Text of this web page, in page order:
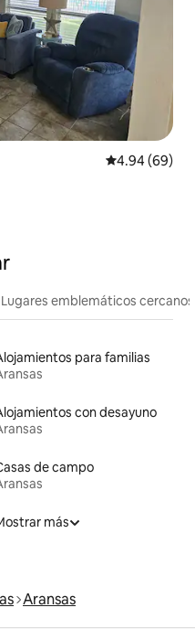
Calificación
4.94 (69)
Lugares emblemáticos cercanos
para familias
con desayuno
de campo
más
Aransas